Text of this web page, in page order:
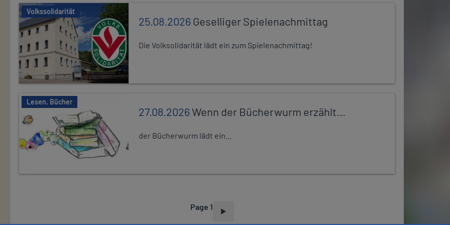
Volkssolidarität
25.08.2026Geselliger Spielenachmittag
Die Volksolidarität lädt ein zum Spielenachmittag!
Lesen, Bücher
27.08.2026Wenn der Bücherwurm erzählt...
der Bücherwurm lädt ein...
Page 1